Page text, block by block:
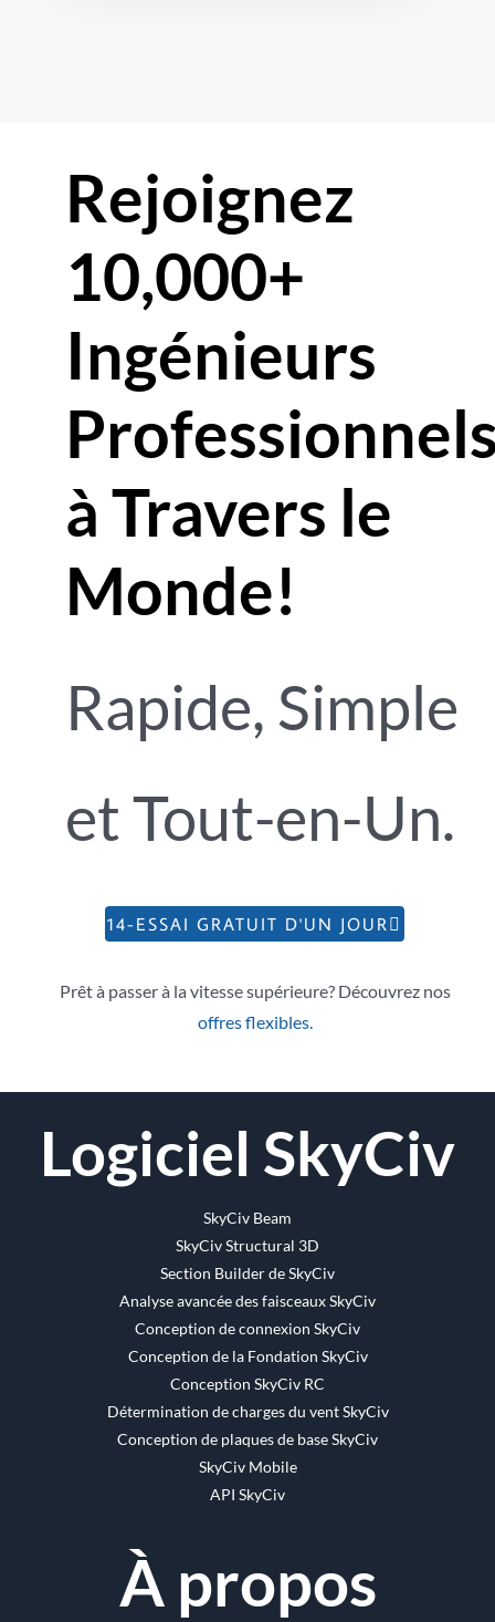
Rejoignez
10,000+
Ingénieurs
à Travers le
Monde!
Rapide, Simple
et Tout-en-Un.
14-ESSAI GRATUIT D'UN JOUR
Prêt à passer à la vitesse supérieure? Découvrez nos
offres flexibles.
Logiciel SkyCiv
SkyCiv Beam
SkyCiv Structural 3D
Section Builder de SkyCiv
Analyse avancée des faisceaux SkyCiv
Conception de connexion SkyCiv
Conception de la Fondation SkyCiv
Conception SkyCiv RC
Détermination de charges du vent SkyCiv
Conception de plaques de base SkyCiv
SkyCiv Mobile
API SkyCiv
À propos